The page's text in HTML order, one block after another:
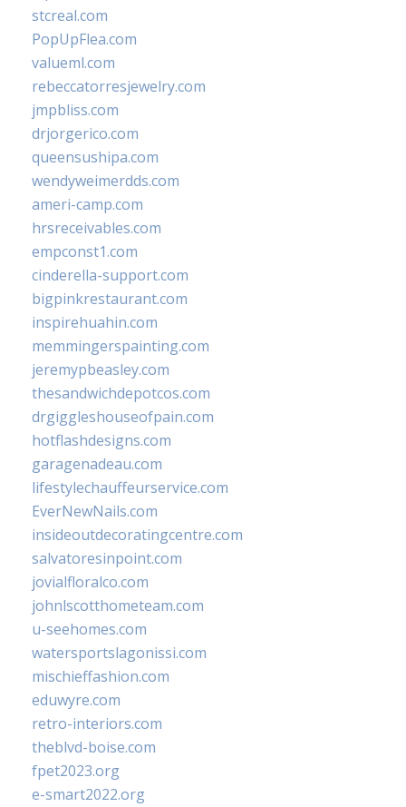
stcreal.com
PopUpFlea.com
valueml.com
rebeccatorresjewelry.com
jmpbliss.com
drjorgerico.com
queensushipa.com
wendyweimerdds.com
ameri-camp.com
hrsreceivables.com
empconst1.com
cinderella-support.com
bigpinkrestaurant.com
inspirehuahin.com
memmingerspainting.com
jeremypbeasley.com
thesandwichdepotcos.com
drgiggleshouseofpain.com
hotflashdesigns.com
garagenadeau.com
lifestylechauffeurservice.com
EverNewNails.com
insideoutdecoratingcentre.com
salvatoresinpoint.com
jovialfloralco.com
johnlscotthometeam.com
u-seehomes.com
watersportslagonissi.com
mischieffashion.com
eduwyre.com
retro-interiors.com
theblvd-boise.com
fpet2023.org
e-smart2022.org